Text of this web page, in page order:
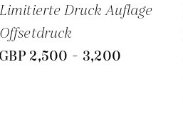
Limitierte Druck Auflage
Offsetdruck
GBP 2,500 - 3,200